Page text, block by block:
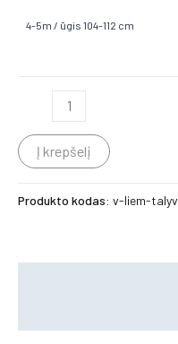
4-5m / ūgis 104-112 cm
Į krepšelį
Produkto kodas: v-liem-talyv